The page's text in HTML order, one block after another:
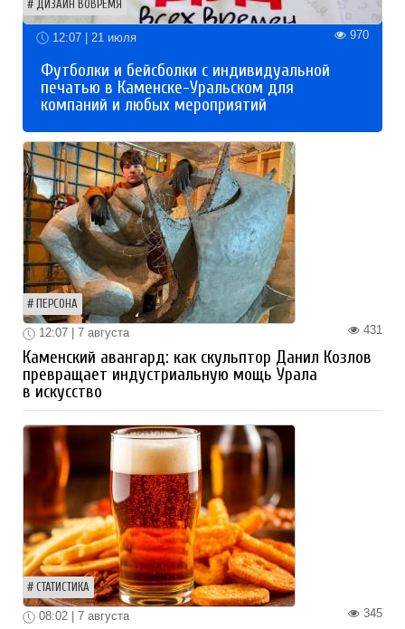
ДИЗАЙН ВОВРЕМЯ
12:07 | 21 июля 970
Футболки и бейсболки с индивидуальной
печатью в Каменске-Уральском для
компаний и любых мероприятий
ПЕРСОНА
431
12:07 | 7 августа
Каменский авангард: как скульптор Данил Козлов
превращает индустриальную мощь Урала
в искусство
СТАТИСТИКА
345
08:02 | 7 августа